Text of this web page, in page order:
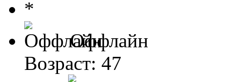
Оффлайн
Возраст: 47